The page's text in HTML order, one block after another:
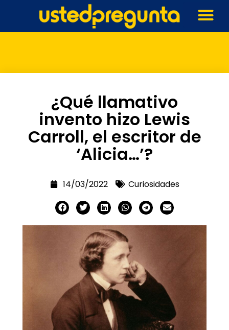
¿Qué llamativo
invento hizo Lewis
Carroll, el escritor de
‘Alicia…’?
14/03/2022 Curiosidades